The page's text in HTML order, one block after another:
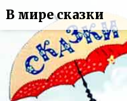
В мире сказки